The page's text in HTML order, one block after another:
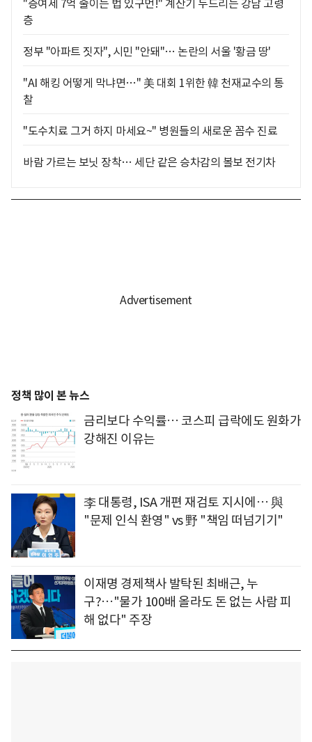
"증여세 7억 줄이는 법 있구먼!" 계산기 두드리는 강남 고령
층
정부 "아파트 짓자", 시민 "안돼"… 논란의 서울 '황금 땅'
"AI 해킹 어떻게 막냐면…" 美 대회 1위한 韓 천재교수의 통
찰
"도수치료 그거 하지 마세요~" 병원들의 새로운 꼼수 진료
바람 가르는 보닛 장착… 세단 같은 승차감의 볼보 전기차
정책 많이 본 뉴스
금리보다 수익률… 코스피 급락에도 원화가
강해진 이유는
李 대통령, ISA 개편 재검토 지시에… 與
"문제 인식 환영" vs 野 "책임 떠넘기기"
이재명 경제책사 발탁된 최배근, 누
구?…"물가 100배 올라도 돈 없는 사람 피
해 없다" 주장